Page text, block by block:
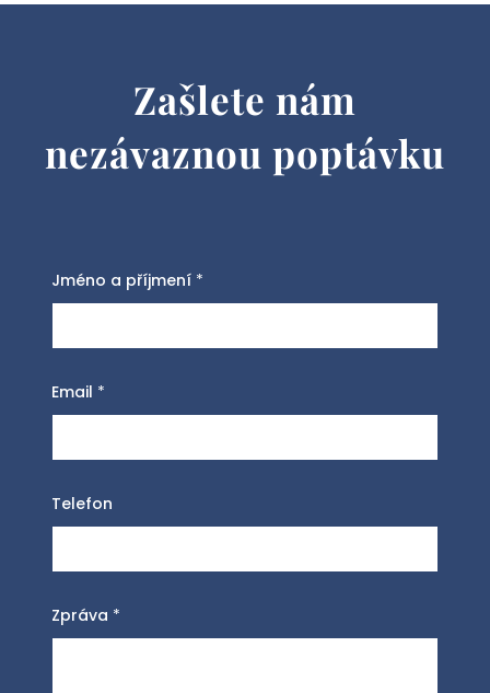
Zašlete nám
nezávaznou poptávku
Jméno a příjmení *
Email *
Telefon
Zpráva *